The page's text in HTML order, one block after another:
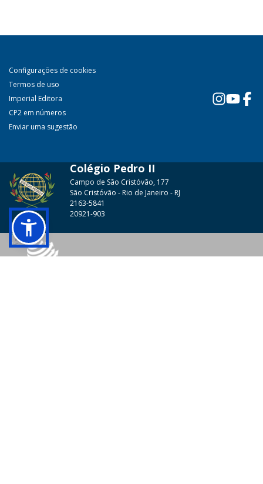
Configurações de cookies
Termos de uso
Imperial Editora
CP2 em números
Enviar uma sugestão
Colégio Pedro II
Campo de São Cristóvão, 177
São Cristóvão - Rio de Janeiro - RJ
2163-5841
20921-903